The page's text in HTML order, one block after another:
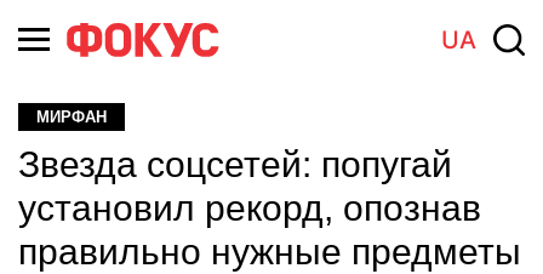
UA
МИРФАН
Звезда соцсетей: попугай
установил рекорд, опознав
правильно нужные предметы